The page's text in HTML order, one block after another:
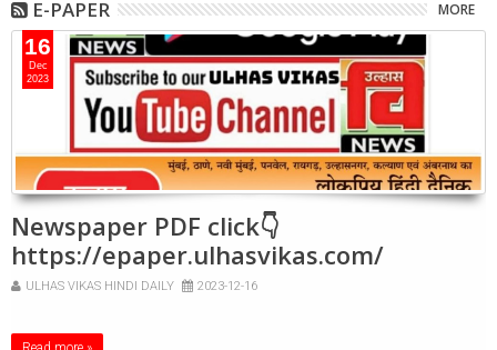
E-PAPER MORE
16
Dec
2023
Newspaper PDF click👇
https://epaper.ulhasvikas.com/
ULHAS VIKAS HINDI DAILY 2023-12-16